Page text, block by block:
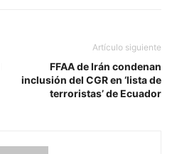
Artículo siguiente
FFAA de Irán condenan
inclusión del CGR en ‘lista de
terroristas’ de Ecuador